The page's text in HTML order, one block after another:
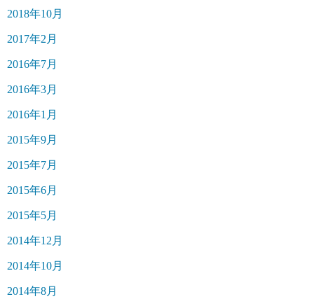
2018年10月
2017年2月
2016年7月
2016年3月
2016年1月
2015年9月
2015年7月
2015年6月
2015年5月
2014年12月
2014年10月
2014年8月